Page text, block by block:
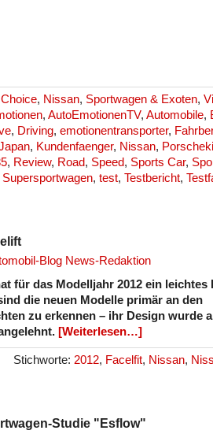
, Nissan, Sportwagen & Exoten,
, AutoEmotionenTV, Automobile,
, Driving, emotionentransporter,
, Kundenfaenger, Nissan,
, Review, Road, Speed, Sports Car,
Supersportwagen, test, Testbericht,
Blog News-Redaktion
für das Modelljahr 2012 ein leichtes
die neuen Modelle primär an den
zu erkennen – ihr Design wurde
[Weiterlesen…]
Stichworte: 2012, Facelfit, Nissan,
Studie "Esflow"